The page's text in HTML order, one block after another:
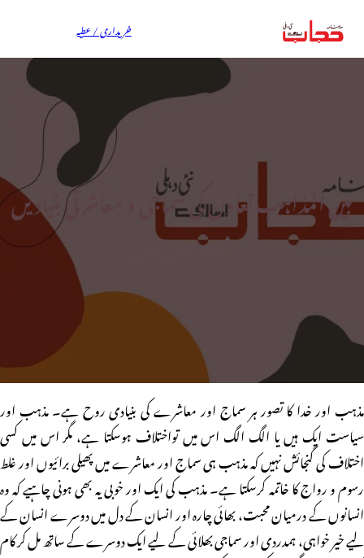
خریداری / عطیہ
بین المذاہب تعاون کی سماجی و معاشرتی بنیادیں
شمشاد حسین فلاحی
مذہب اور خدا کا تصور ہر سماج اور معاشرے کی بنیادی روح ہے۔ مذہب اور
سیاست ایک ہیں یا الگ الگ اس میں تواختلاف ہوسکتا ہے، مگر اس میں کسی
اختلاف کی گنجائش نہیں کہ مذہب ہی سماج اور معاشرے میں پھیلی برائیوں اور غلط
رسوم و رواج کا خاتمہ کرسکتا ہے۔ مذہب کی ایک اور خوبی یہ بھی ہونی چاہیے کہ وہ
انسانوں کے درمیان محبت، بھائی چارہ اور انسان کے دل میں دوسرے انسان کے
لیے خیر خواہی، ہمدردی اور سماجی بھلائی کے لیے ایک دوسرے کے ساتھ مل کر کام